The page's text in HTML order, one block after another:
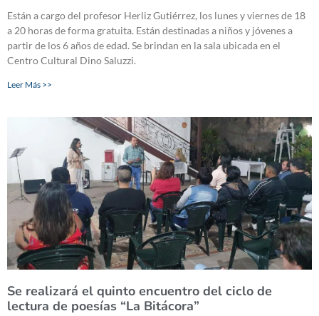
Están a cargo del profesor Herliz Gutiérrez, los lunes y viernes de 18
a 20 horas de forma gratuita. Están destinadas a niños y jóvenes a
partir de los 6 años de edad. Se brindan en la sala ubicada en el
Centro Cultural Dino Saluzzi.
Leer Más >>
Se realizará el quinto encuentro del ciclo de
lectura de poesías “La Bitácora”